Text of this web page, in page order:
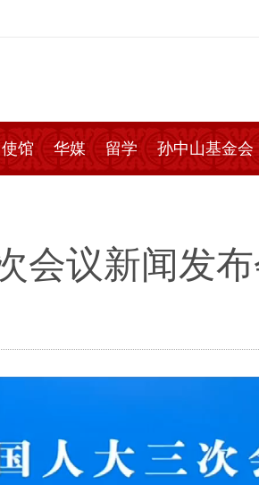
使馆 华媒 留学 孙中山基金会
会议新闻发